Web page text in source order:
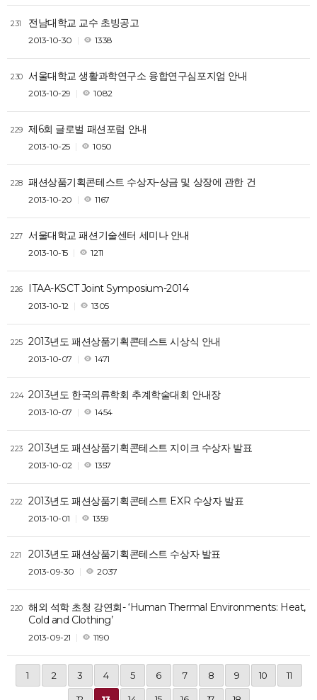
231 전남대학교 교수 초빙공고
2013-10-30 1338
230 서울대학교 생활과학연구소 융합연구심포지엄 안내
2013-10-29 1082
229 제6회 글로벌 패션포럼 안내
2013-10-25 1050
228 패션상품기획콘테스트 수상자-상금 및 상장에 관한 건
2013-10-20 1167
227 서울대학교 패션기술센터 세미나 안내
2013-10-15 1211
226 ITAA-KSCT Joint Symposium-2014
2013-10-12 1305
225 2013년도 패션상품기획콘테스트 시상식 안내
2013-10-07 1471
224 2013년도 한국의류학회 추계학술대회 안내장
2013-10-07 1454
223 2013년도 패션상품기획콘테스트 지이크 수상자 발표
2013-10-02 1357
222 2013년도 패션상품기획콘테스트 EXR 수상자 발표
2013-10-01 1359
221 2013년도 패션상품기획콘테스트 수상자 발표
2013-09-30 2037
220 해외 석학 초청 강연회- ‘Human Thermal Environments: Heat,
Cold and Clothing’
2013-09-21 1190
1 2 3 4 5 6 7 8 9 10 11